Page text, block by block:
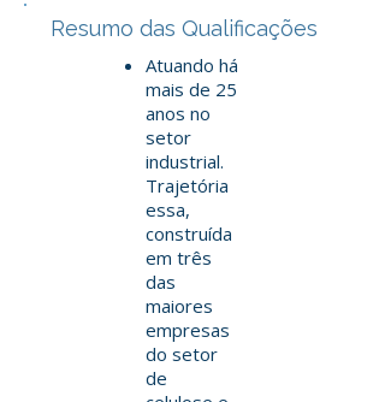
Resumo das Qualificações
Atuando há
mais de 25
anos no
setor
industrial.
Trajetória
essa,
construída
em três
das
maiores
empresas
do setor
de